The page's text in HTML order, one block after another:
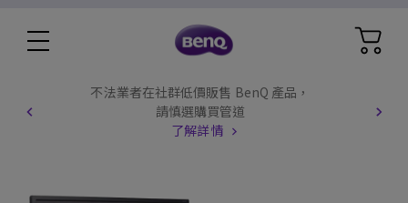
不法業者在社群低價販售 BenQ 產品，
請慎選購買管道
了解詳情